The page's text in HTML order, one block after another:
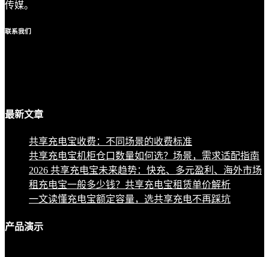
传媒。
联系我们
最新文章
共享充电宝收费：不同场景的收费标准
共享充电宝机柜仓口数量如何选？场景，需求适配指南
2026 共享充电宝未来趋势：快充、多元盈利、海外市场
租充电宝一般多少钱？共享充电宝租赁单价解析
一文读懂充电宝额定容量，选共享充电不再踩坑
产品演示